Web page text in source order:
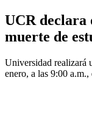
UCR
muerte de
Universidad realizará
enero, a las 9:00 a.m.,